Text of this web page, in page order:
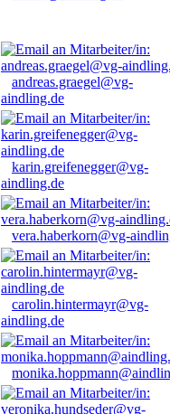
andreas.graegel@vg-
aindling.de
karin.greifenegger@vg-
aindling.de
vera.haberkorn@vg-
carolin.hintermayr@vg-
aindling.de